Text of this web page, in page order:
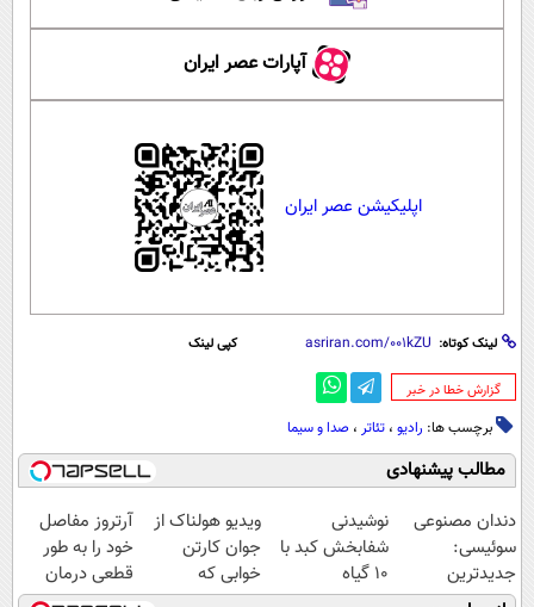
آپارات عصر ایران
اپلیکیشن عصر ایران
لینک کوتاه: کپی لینک
‌گزارش خطا در خبر
برچسب ها: رادیو ، تئاتر ، صدا و سیما
مطالب پیشنهادی
دندان مصنوعی
سوئیسی:
جدیدترین
فناوری اروپا،
نوشیدنی
شفابخش کبد با
10 گیاه
موثر(تخفیف تا
ویدیو هولناک از
جوان کارتن
خوابی که
میلیاردر شد.
آرتروز مفاصل
خود را به طور
قطعی درمان
کنید!